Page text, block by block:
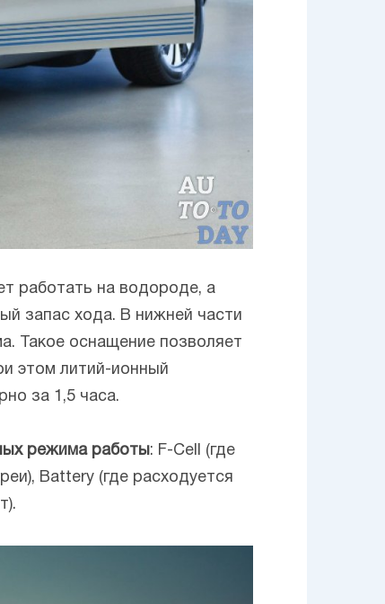
работать на водороде, а
запас хода. В нижней части
Такое оснащение позволяет
этом литий-ионный
за 1,5 часа.
режима работы: F-Cell (где
Battery (где расходуется